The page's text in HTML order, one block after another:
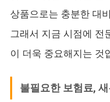
상품으로는 충분한 대
그래서 지금 시점에 전
이 더욱 중요해지는 것
불필요한 보험료,